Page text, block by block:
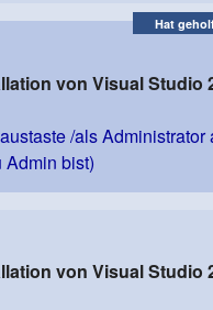
Hat
von Visual Studio
/als Administrator
Admin bist)
von Visual Studio